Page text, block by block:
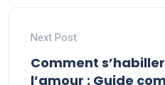
Next Post
Comment
l’amour : Guide